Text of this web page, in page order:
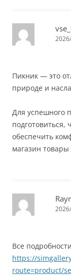
Пикник — это
природе и
Для успешного
обеспечить
магазин
Все
https://
route=product/